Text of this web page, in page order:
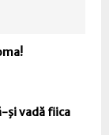
şi vadă fiica